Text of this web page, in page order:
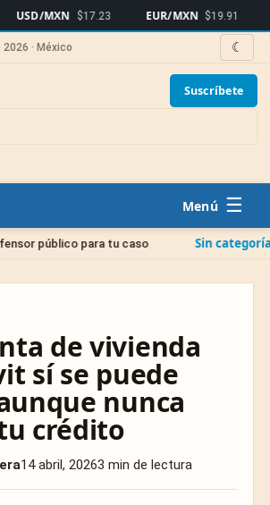
MXN $17.23 EUR/MXN $19.91
· México ☾
Suscríbete
☰
tu caso Sin categoría Juicio de
de vivienda
sí se puede
nunca
crédito
14 abril, 20263 min de lectura